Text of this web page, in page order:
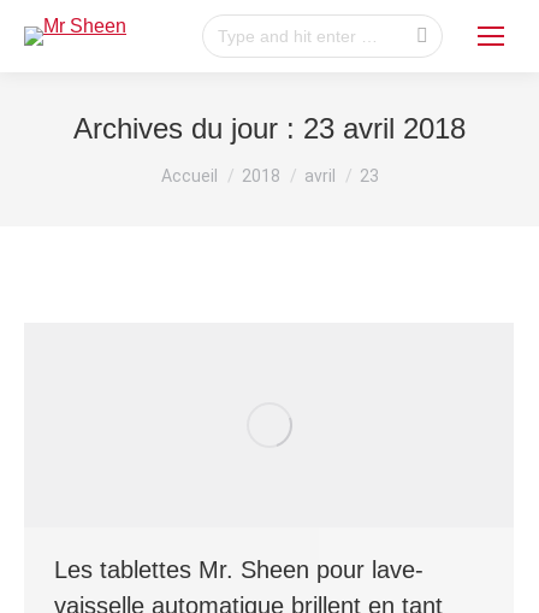
Recherche
Archives du jour : 23 avril 2018
Vous êtes ici :
Accueil 2018 avril 23
Les tablettes Mr. Sheen pour lave-
vaisselle automatique brillent en tant